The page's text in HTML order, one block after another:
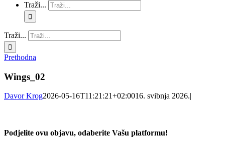
Traži...
Traži...
Prethodna
Wings_02
Davor Krog2026-05-16T11:21:21+02:0016. svibnja 2026.|
Podjelite ovu objavu, odaberite Vašu platformu!